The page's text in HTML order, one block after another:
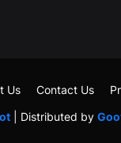
| Distributed by
Us Contact Us